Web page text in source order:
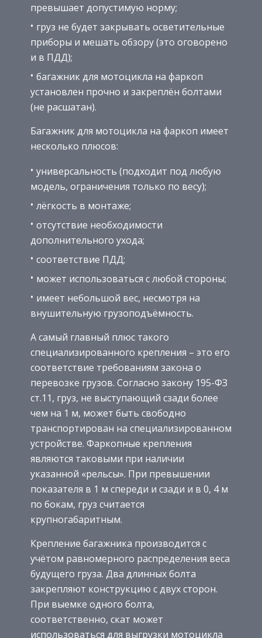
превышает допустимую норму;
груз не будет закрывать осветительные
приборы и мешать обзору (это оговорено
и в ПДД);
багажник для мотоцикла на фаркоп
установлен прочно и закреплён болтами
(не расшатан).
Багажник для мотоцикла на фаркоп имеет
несколько плюсов:
универсальность (подходит под любую
модель, ограничения только по весу);
лёгкость в монтаже;
отсутствие необходимости
дополнительного ухода;
соответствие ПДД;
может использоваться с любой стороны;
имеет небольшой вес, несмотря на
внушительную грузоподъёмность.
А самый главный плюс такого
специализированного крепления – это его
соответствие требованиям закона о
перевозке грузов. Согласно закону 195-ФЗ
ст.11, груз, не выступающий сзади более
чем на 1 м, может быть свободно
транспортирован на специализированном
устройстве. Фаркопные крепления
являются таковыми при наличии
указанной «рельсы». При превышении
показателя в 1 м спереди и сзади и в 0, 4 м
по бокам, груз считается
крупногабаритным.
Крепление багажника производится с
учётом равномерного распределения веса
будущего груза. Два длинных болта
закрепляют конструкцию с двух сторон.
При выемке одного болта,
соответственно, скат может
использоваться для выгрузки мотоцикла